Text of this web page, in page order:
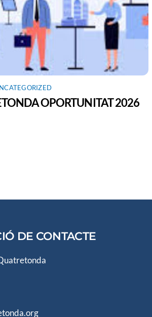
OPORTUNITAT 2026
DE CONTACTE